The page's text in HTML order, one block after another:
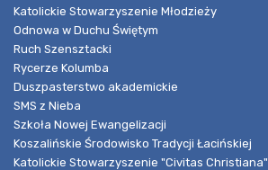
Katolickie Stowarzyszenie Młodzieży
Odnowa w Duchu Świętym
Ruch Szensztacki
Rycerze Kolumba
Duszpasterstwo akademickie
SMS z Nieba
Szkoła Nowej Ewangelizacji
Koszalińskie Środowisko Tradycji Łacińskiej
Katolickie Stowarzyszenie "Civitas Christiana"